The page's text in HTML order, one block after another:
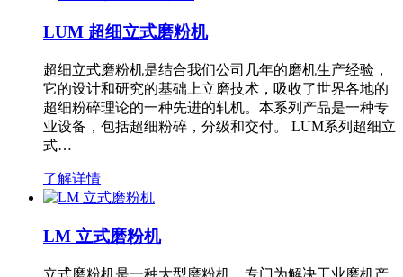
LUM 超细立式磨粉机
超细立式磨粉机是结合我们公司几年的磨机生产经验，
它的设计和研究的基础上立磨技术，吸收了世界各地的
超细粉碎理论的一种先进的轧机。本系列产品是一种专
业设备，包括超细粉碎，分级和交付。 LUM系列超细立
式…
了解详情
LM 立式磨粉机
立式磨粉机是一种大型磨粉机，专门为解决工业磨机产